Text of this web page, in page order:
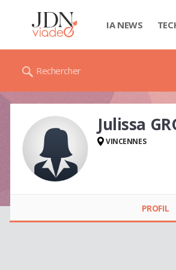
IA NEWS
Rechercher
Julissa
VINCENNES
PROFIL